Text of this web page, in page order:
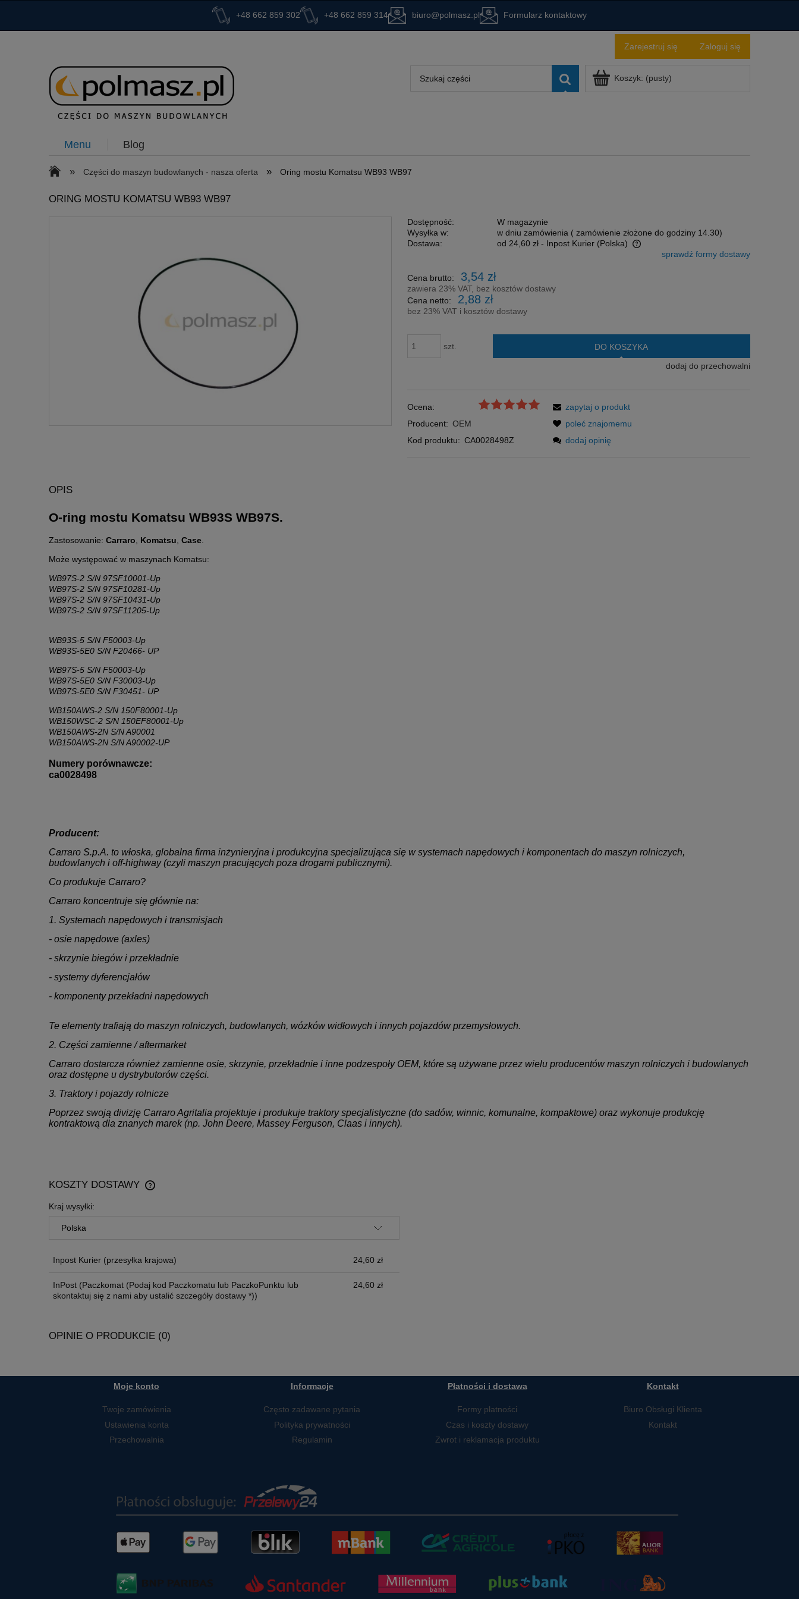
+48 662 859 302 +48 662 859 314 biuro@polmasz.pl Formularz kontaktowy
Zarejestruj się Zaloguj się
Koszyk: (pusty)
Menu Blog
» Części do maszyn budowlanych - nasza oferta » Oring mostu Komatsu WB93 WB97
ORING MOSTU KOMATSU WB93 WB97
Dostępność:
W magazynie
Wysyłka w:
w dniu zamówienia ( zamówienie złożone do godziny 14.30)
Dostawa:
od 24,60 zł - Inpost Kurier (Polska)
płatności
sprawdź formy dostawy
Cena brutto: 3,54 zł
zawiera 23% VAT, bez kosztów dostawy
Cena netto:
2,88 zł
bez 23% VAT i kosztów dostawy
szt.
DO KOSZYKA
dodaj do przechowalni
Ocena:
Producent: OEM
Kod produktu: CA0028498Z
zapytaj o produkt
poleć znajomemu
dodaj opinię
OPIS
O-ring mostu Komatsu WB93S WB97S.
Zastosowanie: Carraro, Komatsu, Case.
Może występować w maszynach Komatsu:
WB97S-2 S/N 97SF10001-Up
WB97S-2 S/N 97SF10281-Up
WB97S-2 S/N 97SF10431-Up
WB97S-2 S/N 97SF11205-Up
WB93S-5 S/N F50003-Up
WB93S-5E0 S/N F20466- UP
WB97S-5 S/N F50003-Up
WB97S-5E0 S/N F30003-Up
WB97S-5E0 S/N F30451- UP
WB150AWS-2 S/N 150F80001-Up
WB150WSC-2 S/N 150EF80001-Up
WB150AWS-2N S/N A90001
WB150AWS-2N S/N A90002-UP
Numery porównawcze:
ca0028498
Producent:
Carraro S.p.A. to włoska, globalna firma inżynieryjna i produkcyjna specjalizująca się wsystemach napędowych i komponentach do maszyn rolniczych,
budowlanych i off-highway (czyli maszyn pracujących poza drogami publicznymi).
Co produkuje Carraro?
Carraro koncentruje się głównie na:
1. Systemach napędowych i transmisjach
- osie napędowe (axles)
- skrzynie biegów i przekładnie
- systemy dyferencjałów
- komponenty przekładni napędowych
Te elementy trafiają do maszyn rolniczych, budowlanych, wózków widłowych i innych pojazdów przemysłowych.
2. Części zamienne / aftermarket
Carraro dostarcza również zamienne osie, skrzynie, przekładnie i inne podzespoły OEM, które są używane przez wielu producentów maszyn rolniczych i budowlanych
oraz dostępne u dystrybutorów części.
3. Traktory i pojazdy rolnicze
Poprzez swoją divizję Carraro Agritalia projektuje i produkuje traktory specjalistyczne (do sadów, winnic, komunalne, kompaktowe) oraz wykonuje produkcję
kontraktową dla znanych marek (np. John Deere, Massey Ferguson, Claas i innych).
KOSZTY DOSTAWY
Kraj wysyłki:
Inpost Kurier (przesyłka krajowa) 24,60 zł
InPost (Paczkomat (Podaj kod Paczkomatu lub PaczkoPunktu lub
skontaktuj się z nami aby ustalić szczegóły dostawy *))
24,60 zł
OPINIE O PRODUKCIE (0)
Moje konto
Twoje zamówienia
Ustawienia konta
Przechowalnia
Informacje
Często zadawane pytania
Polityka prywatności
Regulamin
Płatności i dostawa
Formy płatności
Czas i koszty dostawy
Zwrot i reklamacja produktu
Kontakt
Biuro Obsługi Klienta
Kontakt